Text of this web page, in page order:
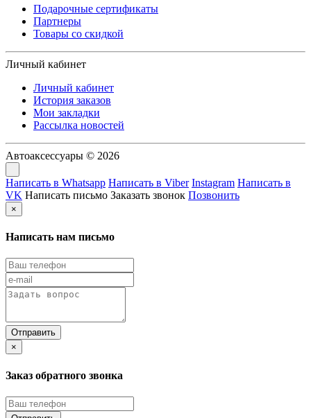
Подарочные сертификаты
Партнеры
Товары со скидкой
Личный кабинет
Личный кабинет
История заказов
Мои закладки
Рассылка новостей
Автоаксессуары © 2026
Написать в Whatsapp Написать в Viber Instagram Написать в
VK Написать письмо Заказать звонок Позвонить
×
Написать нам письмо
×
Заказ обратного звонка